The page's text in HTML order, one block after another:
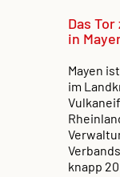
Das
in
Mayen
im
knapp